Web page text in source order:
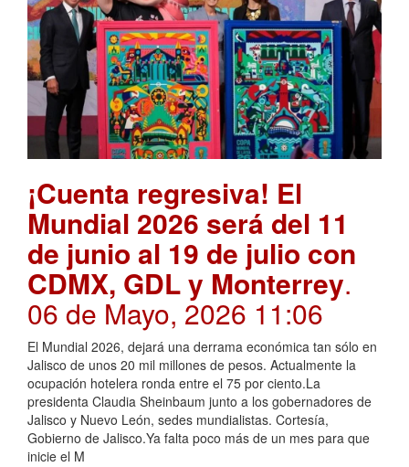
¡Cuenta regresiva! El
Mundial 2026 será del 11
de junio al 19 de julio con
CDMX, GDL y Monterrey.
06 de Mayo, 2026 11:06
El Mundial 2026, dejará una derrama económica tan sólo en
Jalisco de unos 20 mil millones de pesos. Actualmente la
ocupación hotelera ronda entre el 75 por ciento.La
presidenta Claudia Sheinbaum junto a los gobernadores de
Jalisco y Nuevo León, sedes mundialistas. Cortesía,
Gobierno de Jalisco.Ya falta poco más de un mes para que
inicie el M